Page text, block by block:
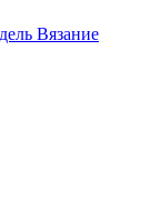
Вязание